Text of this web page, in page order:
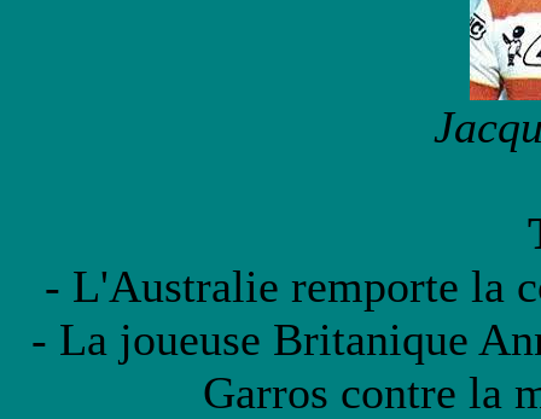
- L'Australie remporte la
- La joueuse Britanique
Garros contre la